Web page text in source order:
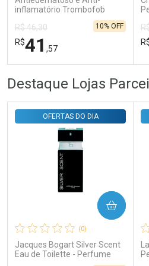
inflamatório Trombofob
R$ 46,30
R$41 ,57
10% OFF
Laboratório
Comprar sem Desconto
Por R$ 41,57/cada
Por Menos
Comprar sem Desconto
Por R$ 41,57/cada
Destaque Lojas
(0)
Jacques Bogart Silver Scent
Eau de Toilette - Perfume
OFERTAS DO DIA
COMPRAR